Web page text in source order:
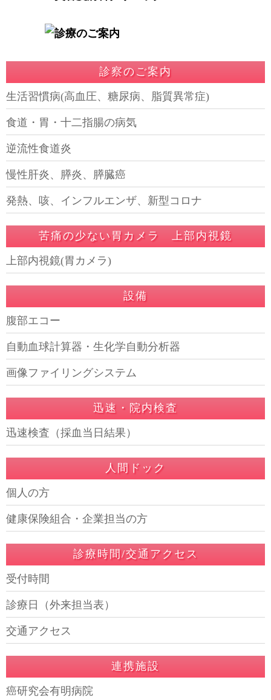
診察のご案内
生活習慣病(高血圧、糖尿病、脂質異常症)
食道・胃・十二指腸の病気
逆流性食道炎
慢性肝炎、膵炎、膵臓癌
発熱、咳、インフルエンザ、新型コロナ
苦痛の少ない胃カメラ 上部内視鏡
上部内視鏡(胃カメラ)
設備
腹部エコー
自動血球計算器・生化学自動分析器
画像ファイリングシステム
迅速・院内検査
迅速検査（採血当日結果）
人間ドック
個人の方
健康保険組合・企業担当の方
診療時間/交通アクセス
受付時間
診療日（外来担当表）
交通アクセス
連携施設
癌研究会有明病院